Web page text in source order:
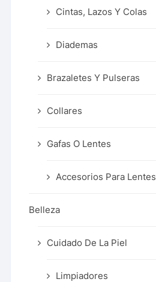
Cintas, Lazos Y Colas
Diademas
Brazaletes Y Pulseras
Collares
Gafas O Lentes
Accesorios Para Lentes
Belleza
Cuidado De La Piel
Limpiadores